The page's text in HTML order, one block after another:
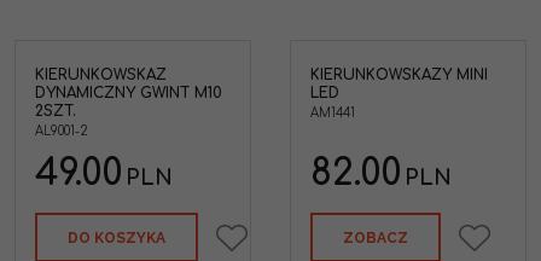
KIERUNKOWSKAZ
DYNAMICZNY GWINT M10
2SZT.
AL9001-2
49.00 PLN
DO KOSZYKA
AM1441 Kierunkowskazy
uniwersalne mini led
KIERUNKOWSKAZY MINI
LED
AM1441
82.00 PLN
ZOBACZ